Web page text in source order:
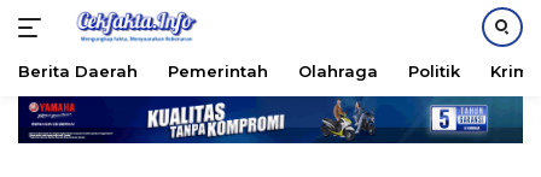
Langsung
Berita Daerah Pemerintah Olahraga Politik